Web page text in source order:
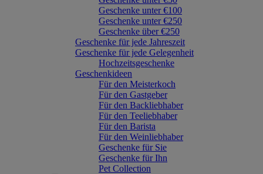
Geschenke unter €100
Geschenke unter €250
Geschenke über €250
Geschenke für jede Jahreszeit
Geschenke für jede Gelegenheit
Hochzeitsgeschenke
Geschenkideen
Für den Meisterkoch
Für den Gastgeber
Für den Backliebhaber
Für den Teeliebhaber
Für den Barista
Für den Weinliebhaber
Geschenke für Sie
Geschenke für Ihn
Pet Collection